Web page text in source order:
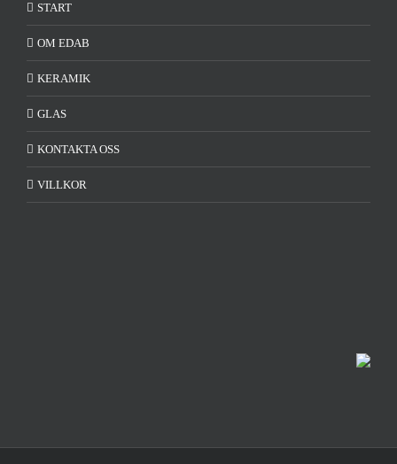
START
OM EDAB
KERAMIK
GLAS
KONTAKTA OSS
VILLKOR